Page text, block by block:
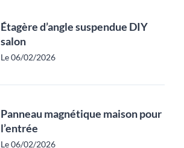
Étagère d’angle suspendue DIY
salon
Le 06/02/2026
Panneau magnétique maison pour
l’entrée
Le 06/02/2026